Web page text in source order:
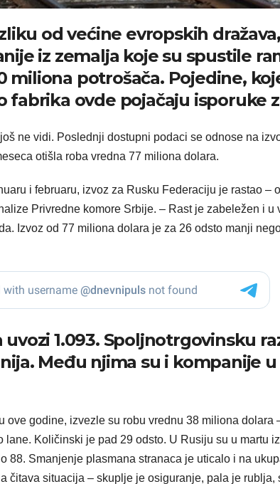
od većine evropskih
iz zemalja koje su spustile
miliona potrošača. Pojedine,
fabrika ovde pojačaju isporuke
ne vidi. Poslednji dostupni podaci se odnose na
otišla roba vredna 77 miliona dolara.
i februaru, izvoz za Rusku Federaciju je rastao –
Privredne komore Srbije. – Rast je zabeležen i u
Izvoz od 77 miliona dolara je za 26 odsto manji
uvozi 1.093. Spoljnotrgovinsku
Među njima su i kompanije
ove godine, izvezle su robu vrednu 38 miliona dolara
lane. Količinski je pad 29 odsto. U Rusiju su u martu
88. Smanjenje plasmana stranaca je uticalo i na
čitava situacija – skuplje je osiguranje, pala je rublja,